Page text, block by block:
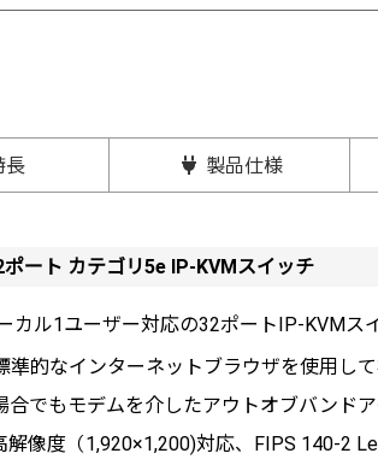
長 製品仕様
ート カテゴリ5e IP-KVMスイッチ
ル1ユーザー対応の32ポートIP-KVMスイ
的なインターネットブラウザを使用し
でもモデムを介したアウトオブバンド
像度（1,920×1,200)対応、FIPS 140-2